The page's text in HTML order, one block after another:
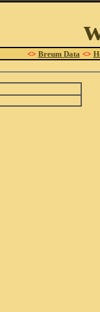
<> Breum Data <>